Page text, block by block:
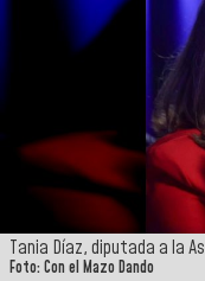
Tania Díaz, diputada a la
Foto: Con el Mazo Dando